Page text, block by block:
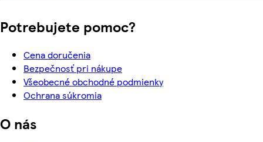
Potrebujete pomoc?
Cena doručenia
Bezpečnosť pri nákupe
Všeobecné obchodné podmienky
Ochrana súkromia
O nás